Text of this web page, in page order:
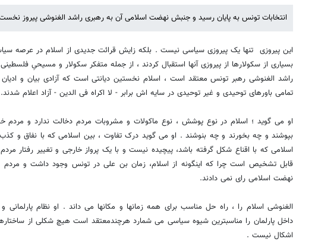
انتخابات تونس به پایان رسید و جنبش نهضت اسلامی آن به رهبری راشد الغنوشی پیروز
این پیروزی تنها یک پیروزی سیاسی نیست . بلکه زایش قرائت جدیدی از اسلام در عرصه
بسیاری از سکولارها از پیروزی آنها استقبال کردند ، از جمله متفکر سکولار و مسیحیِ
راشد الغنوشی رهبر تونس معتقد است ، اسلام نخستین دیانتی است که آزادی بیان و
تمامی باورهای توحیدی و غیر توحیدی در سایه اش برابر - لا اکراه فی الدین - آزاد اعلام شدند.
او می گوید ؛ اسلام در نوع پوشش ، نوع ماکولات و مشروبات مردم دخالت ندارد و مردم
بپوشند و چه بخورند و چه بنوشند . او می گوید درک تفاوت ، بین اسلامی که با نفاق و
اسلامی که با اقناع شکل گرفته باشد، پیچیده نیست و با یک پرواز خارجی و تغییر رفتار
قابل تشخیص است چرا که اینگونه از اسلام، زمان بن علی در تونس وجود داشت و مردم
نهضت اسلامی رای نمی دادند.
الغنوشی اسلام را ، راه حل مناسب برای همه زمانها و مکانها می داند . او نظام پارلمانی
داخل پارلمان را مناسبترین شیوه سیاسی می شمارد هرچندمعتقد است هیچ شکلی از
اشکال نیست .